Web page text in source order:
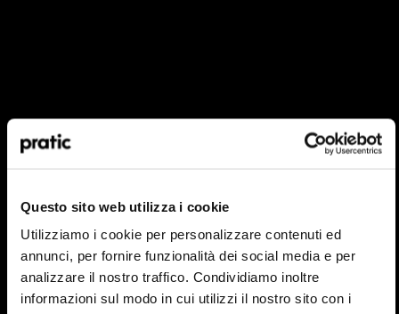
Questo sito web utilizza i cookie
Utilizziamo i cookie per personalizzare contenuti ed
annunci, per fornire funzionalità dei social media e per
analizzare il nostro traffico. Condividiamo inoltre
informazioni sul modo in cui utilizzi il nostro sito con i
Welches Profil stellt Sie am besten dar? *
Designer/Architekt
Privat